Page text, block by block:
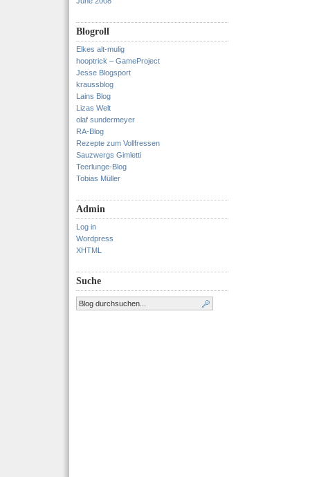
Blogroll
Elkes alt-mulig
hooptrick – GameProject
Jesse Blogsport
kraussblog
Lains Blog
Lizas Welt
olaf sundermeyer
RA-Blog
Rezepte zum Vollfressen
Sauzwergs Gimletti
Teerlunge-Blog
Tobias Müller
Admin
Log in
Wordpress
XHTML
Suche